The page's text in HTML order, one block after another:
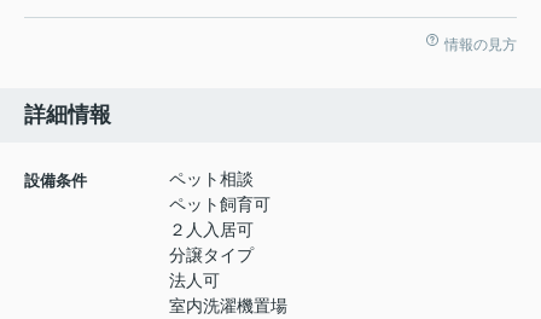
情報の見方
詳細情報
設備条件
ペット相談
ペット飼育可
２人入居可
分譲タイプ
法人可
室内洗濯機置場